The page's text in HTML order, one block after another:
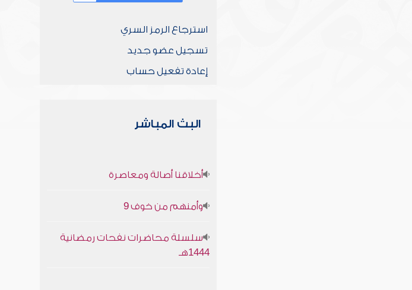
استرجاع الرمز السري
تسجيل عضو جديد
إعادة تفعيل حساب
البث المباشر
أخلاقنا أصالة ومعاصرة
وأمنهم من خوف 9
سلسلة محاضرات نفحات رمضانية
1444هـ